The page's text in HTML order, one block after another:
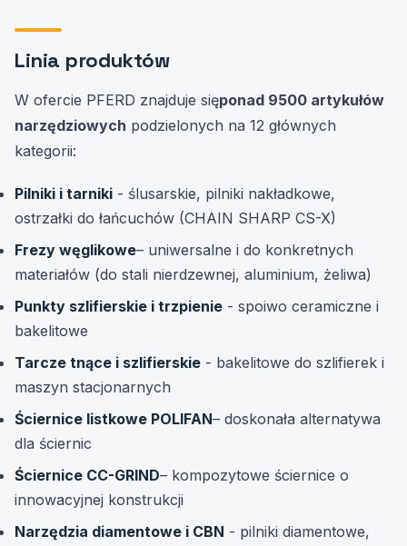
Linia produktów
W ofercie PFERD znajduje sięponad 9500 artykułów
narzędziowych podzielonych na 12 głównych
kategorii:
Pilniki i tarniki - ślusarskie, pilniki nakładkowe,
ostrzałki do łańcuchów (CHAIN SHARP CS-X)
Frezy węglikowe– uniwersalne i do konkretnych
materiałów (do stali nierdzewnej, aluminium, żeliwa)
Punkty szlifierskie i trzpienie - spoiwo ceramiczne i
bakelitowe
Tarcze tnące i szlifierskie - bakelitowe do szlifierek i
maszyn stacjonarnych
Ściernice listkowe POLIFAN– doskonała alternatywa
dla ściernic
Ściernice CC-GRIND– kompozytowe ściernice o
innowacyjnej konstrukcji
Narzędzia diamentowe i CBN - pilniki diamentowe,